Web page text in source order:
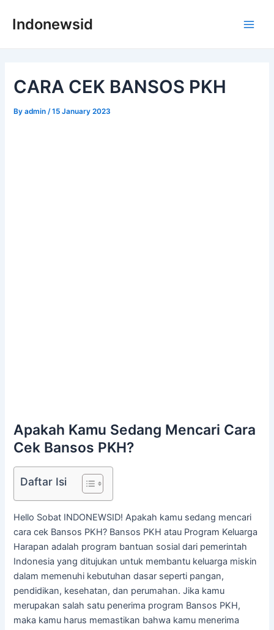
Indonewsid
CARA CEK BANSOS PKH
Byadmin /15 January 2023
Apakah Kamu Sedang Mencari Cara
Cek Bansos PKH?
Daftar Isi
Hello Sobat INDONEWSID! Apakah kamu sedang mencari
cara cek Bansos PKH? Bansos PKH atau Program Keluarga
Harapan adalah program bantuan sosial dari pemerintah
Indonesia yang ditujukan untuk membantu keluarga miskin
dalam memenuhi kebutuhan dasar seperti pangan,
pendidikan, kesehatan, dan perumahan. Jika kamu
merupakan salah satu penerima program Bansos PKH,
maka kamu harus memastikan bahwa kamu menerima